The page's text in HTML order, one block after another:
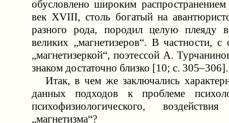
обусловлено широким
век XVIII, столь богатый на
разного рода, породил целую плеяду
великих „магнетизеров“. В частности, с
„магнетизеркой“, поэтессой А.
знаком достаточно близко [10; с. 305–306].
Итак, в чем же заключались
данных подходов к проблеме
психофизиологического,
„магнетизма“?